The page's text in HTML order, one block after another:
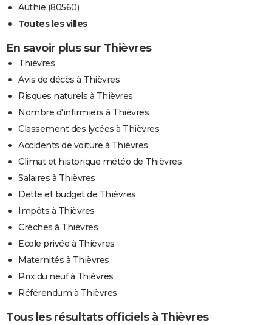
Authie (80560)
Toutes les villes
En savoir plus sur Thièvres
Thièvres
Avis de décès à Thièvres
Risques naturels à Thièvres
Nombre d'infirmiers à Thièvres
Classement des lycées à Thièvres
Accidents de voiture à Thièvres
Climat et historique météo de Thièvres
Salaires à Thièvres
Dette et budget de Thièvres
Impôts à Thièvres
Crèches à Thièvres
Ecole privée à Thièvres
Maternités à Thièvres
Prix du neuf à Thièvres
Référendum à Thièvres
Tous les résultats officiels à Thièvres